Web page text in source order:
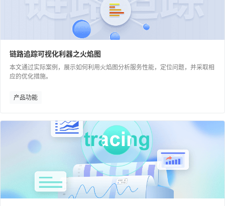
链路追踪可视化利器之火焰图
本文通过实际案例，展示如何利用火焰图分析服务性能，定位问题，并采取相
应的优化措施。
产品功能